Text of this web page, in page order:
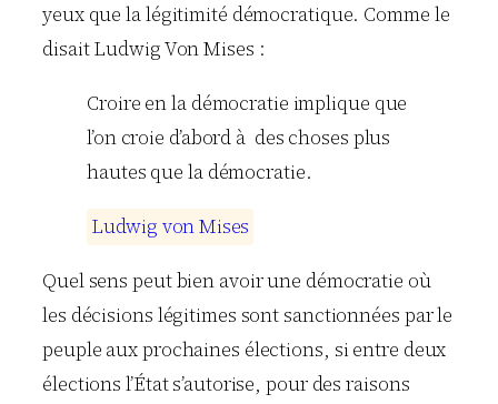
yeux que la légitimité démocratique. Comme le
disait Ludwig Von Mises :
Croire en la démocratie implique que
l’on croie d’abord à des choses plus
hautes que la démocratie.
Ludwig vonMises
Quel sens peut bien avoir une démocratie où
les décisions légitimes sont sanctionnées par le
peuple aux prochaines élections, si entre deux
élections l’État s’autorise, pour des raisons